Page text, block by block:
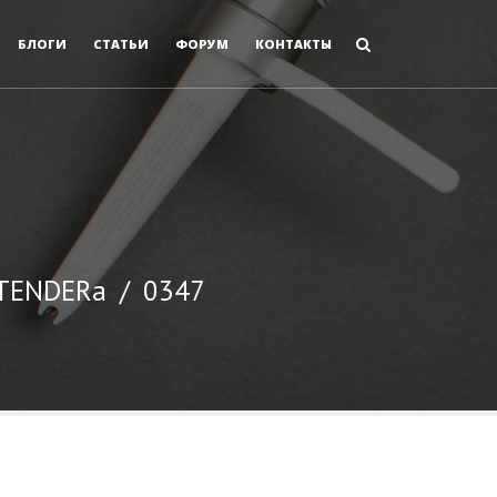
БЛОГИ СТАТЬИ ФОРУМ КОНТАКТЫ
/ 0347